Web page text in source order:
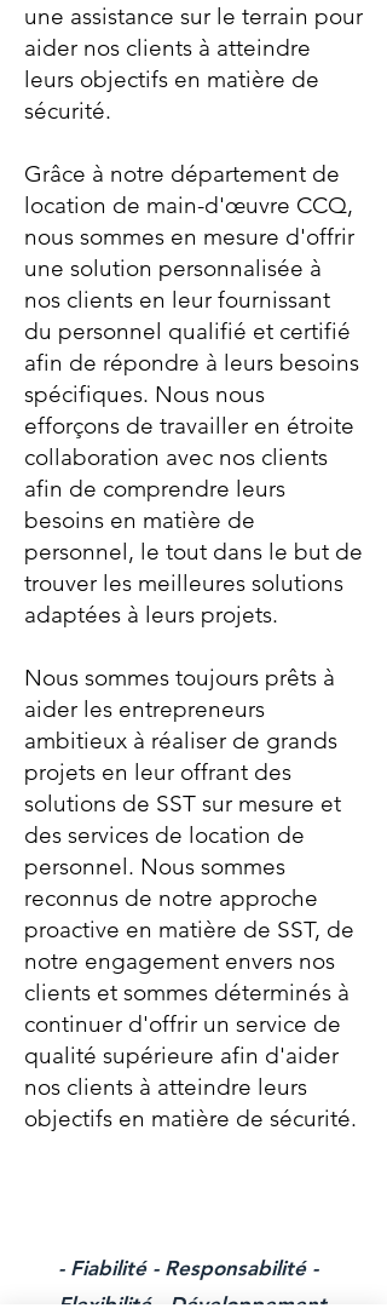
une assistance sur le terrain pour
aider nos clients à atteindre
leurs objectifs en matière de
sécurité.
Grâce à notre département de
location de main-d'œuvre CCQ,
nous sommes en mesure d'offrir
une solution personnalisée à
nos clients en leur fournissant
du personnel qualifié et certifié
afin de répondre à leurs besoins
spécifiques. Nous nous
efforçons de travailler en étroite
collaboration avec nos clients
afin de comprendre leurs
besoins en matière de
personnel, le tout dans le but de
trouver les meilleures solutions
adaptées à leurs projets.
Nous sommes toujours prêts à
aider les entrepreneurs
ambitieux à réaliser de grands
projets en leur offrant des
solutions de SST sur mesure et
des services de location de
personnel. Nous sommes
reconnus de notre approche
proactive en matière de SST, de
notre engagement envers nos
clients et sommes déterminés à
continuer d'offrir un service de
qualité supérieure afin d'aider
nos clients à atteindre leurs
objectifs en matière de sécurité.
- Fiabilité - Responsabilité -